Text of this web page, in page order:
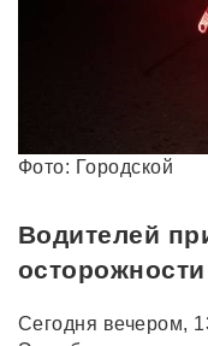
Фото: Городской
Водителей
осторожности
Сегодня вечером,